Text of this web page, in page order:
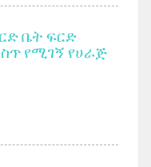
ቤት ፍርድ
የሚገኝ የሀራጅ